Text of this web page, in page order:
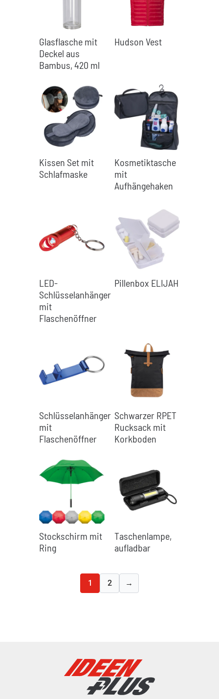
Glasflasche mit
Deckel aus
Bambus, 420 ml
Hudson Vest
Kissen Set mit
Schlafmaske
Kosmetiktasche
mit
Aufhängehaken
LED-
Schlüsselanhänger
mit
Flaschenöffner
Pillenbox ELIJAH
Schlüsselanhänger
mit
Flaschenöffner
Schwarzer RPET
Rucksack mit
Korkboden
Stockschirm mit
Ring
Taschenlampe,
aufladbar
1 2 →